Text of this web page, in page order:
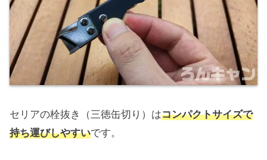
セリアの栓抜き（三徳缶切り）はコンパクトサイズで
持ち運びしやすいです。